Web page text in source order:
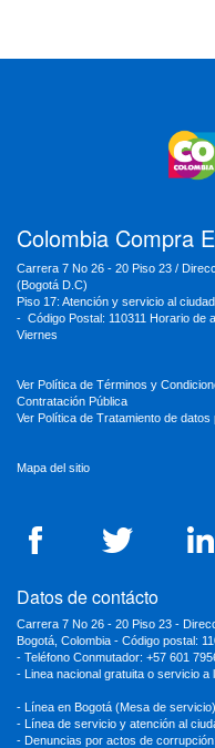
Colombia Compra
Carrera 7 No 26 - 20 Piso 23 /
(Bogotá D.C)
Piso 17: Atención y servicio al
- Código Postal: 110311 Horario de
Viernes
Ver Política de Términos y
Contratación Pública
Ver Política de Tratamiento de datos
Mapa del sitio
Datos de contácto
Carrera 7 No 26 - 20 Piso 23 -
Bogotá, Colombia - Código postal:
- Teléfono Conmutador: +57 601
- Linea nacional gratuita o servicio a
- Línea en Bogotá (Mesa de
- Línea de servicio y atención al
- Denuncias por actos de corrupción: